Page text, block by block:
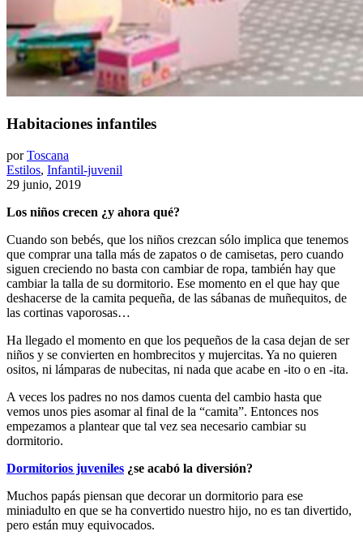
Habitaciones infantiles
porToscana
Estilos, Infantil-juvenil
29 junio, 2019
Los niños crecen ¿y ahora qué?
Cuando son bebés, que los niños crezcan sólo implica que tenemos
que comprar una talla más de zapatos o de camisetas, pero cuando
siguen creciendo no basta con cambiar de ropa, también hay que
cambiar la talla de su dormitorio. Ese momento en el que hay que
deshacerse de la camita pequeña, de las sábanas de muñequitos, de
las cortinas vaporosas…
Ha llegado el momento en que los pequeños de la casa dejan de ser
niños y se convierten en hombrecitos y mujercitas. Ya no quieren
ositos, ni lámparas de nubecitas, ni nada que acabe en -ito o en -ita.
A veces los padres no nos damos cuenta del cambio hasta que
vemos unos pies asomar al final de la “camita”. Entonces nos
empezamos a plantear que tal vez sea necesario cambiar su
dormitorio.
Dormitorios juveniles ¿se acabó la diversión?
Muchos papás piensan que decorar un dormitorio para ese
miniadulto en que se ha convertido nuestro hijo, no es tan divertido,
pero están muy equivocados.